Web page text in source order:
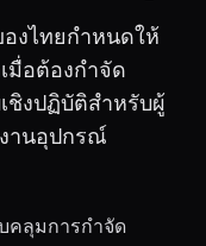
งไทยกำหนดให้
มื่อต้องกำจัด
ชิงปฏิบัติสำหรับผู้
านอุปกรณ์
คลุมการกำจัด